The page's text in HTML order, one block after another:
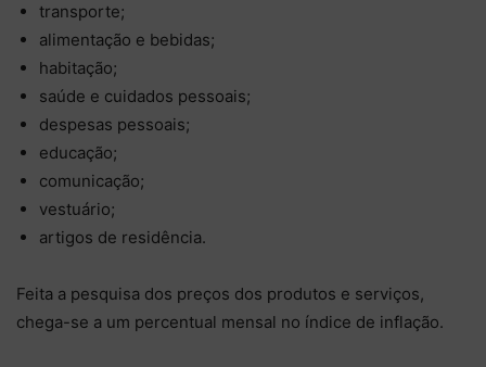
transporte;
alimentação e bebidas;
habitação;
saúde e cuidados pessoais;
despesas pessoais;
educação;
comunicação;
vestuário;
artigos de residência.
Feita a pesquisa dos preços dos produtos e serviços,
chega-se a um percentual mensal no índice de inflação.